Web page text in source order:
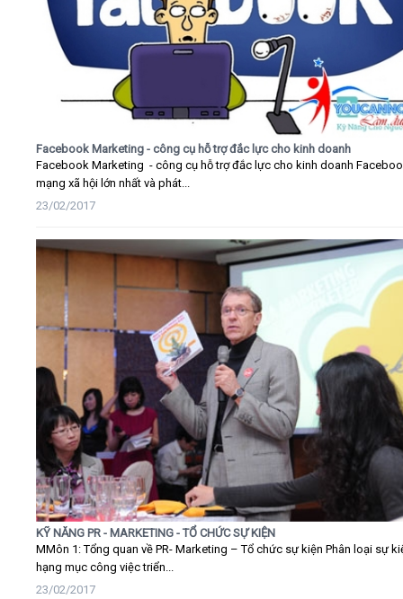
Facebook Marketing - công cụ hỗ trợ đắc lực cho kinh doanh
Facebook Marketing - công cụ hỗ trợ đắc lực cho kinh doanh
mạng xã hội lớn nhất và phát...
23/02/2017
KỸ NĂNG PR - MARKETING - TỔ CHỨC SỰ KIỆN
MMôn 1: Tổng quan về PR- Marketing – Tổ chức sự kiện Phân loại sự
hạng mục công việc triển...
23/02/2017